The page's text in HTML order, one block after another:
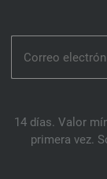
14 días. Valor
primera vez.